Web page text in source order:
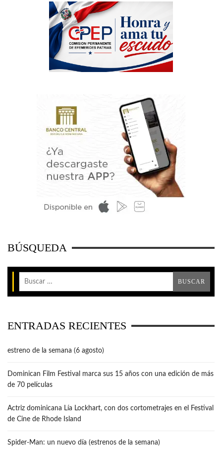
BÚSQUEDA
ENTRADAS RECIENTES
estreno de la semana (6 agosto)
Dominican Film Festival marca sus 15 años con una edición de más
de 70 películas
Actriz dominicana Lía Lockhart, con dos cortometrajes en el Festival
de Cine de Rhode Island
Spider-Man: un nuevo día (estrenos de la semana)